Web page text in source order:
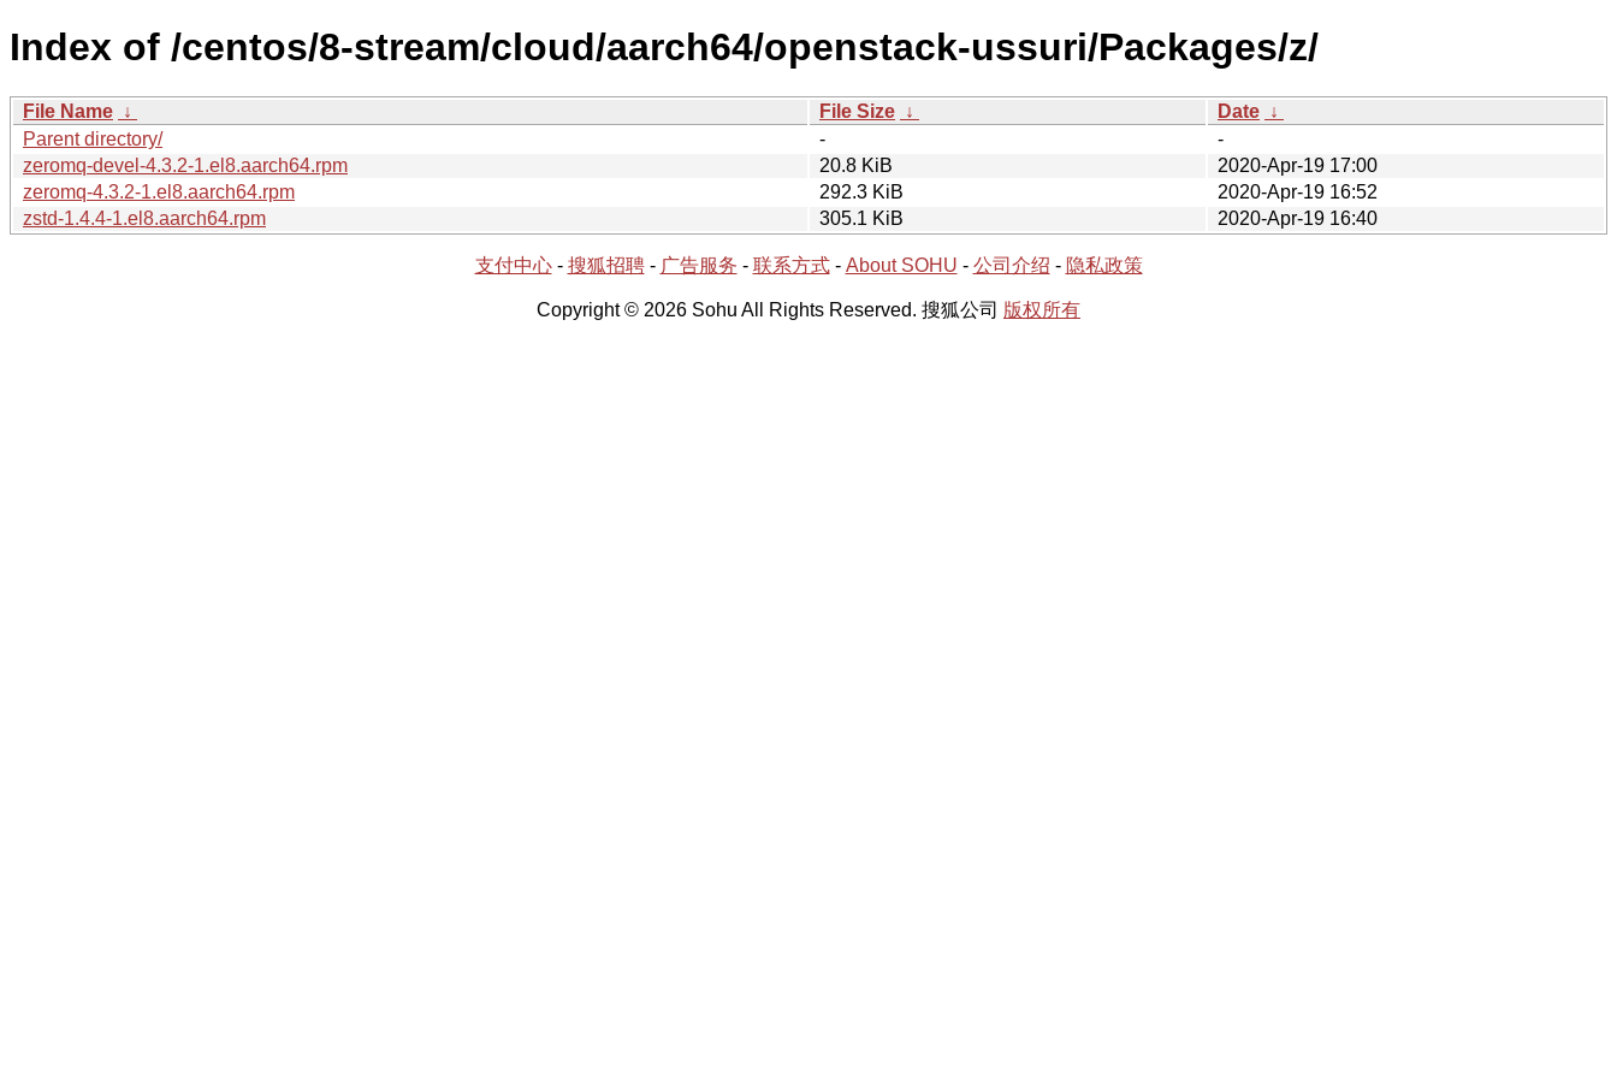
Index of /centos/8-stream/cloud/aarch64/openstack-ussuri/Packages/z/
File Name ↓ File Size ↓ Date ↓
Parent directory/
-
-
zeromq-devel-4.3.2-1.el8.aarch64.rpm
20.8 KiB
2020-Apr-19 17:00
zeromq-4.3.2-1.el8.aarch64.rpm
292.3 KiB
2020-Apr-19 16:52
zstd-1.4.4-1.el8.aarch64.rpm
305.1 KiB 2020-Apr-19 16:40
支付中心- 搜狐招聘- 广告服务 - 联系方式- About SOHU - 公司介绍 - 隐私政策
Copyright © 2026 Sohu All Rights Reserved. 搜狐公司 版权所有